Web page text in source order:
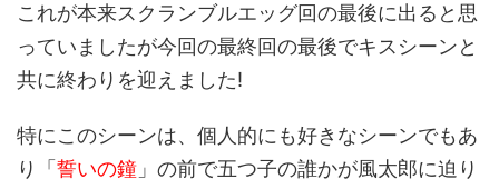
これが本来スクランブルエッグ回の最後に出ると思
っていましたが今回の最終回の最後でキスシーンと
共に終わりを迎えました!
特にこのシーンは、個人的にも好きなシーンでもあ
り「 誓いの鐘 」の前で五つ子の誰かが風太郎に迫り